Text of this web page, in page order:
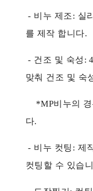
- 비누 제조: 실
를 제작 합니다.
- 건조 및 숙성:
맞춰 건조 및 숙
*MP비누의 경
다.
- 비누 컷팅: 제
컷팅할 수 있습